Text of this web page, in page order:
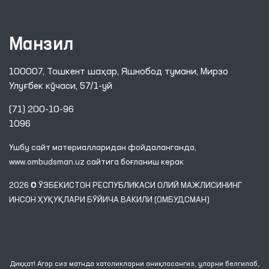
Манзил
100007, Тошкент шаҳар, Яшнобод тумани, Мирзо
Улуғбек кўчаси, 57/1-уй
(71) 200-10-96
1096
Ушбу сайт материалларидан фойдаланганда,
www.ombudsman.uz сайтига боғланиш керак
2026 © ЎЗБЕКИСТОН РЕСПУБЛИКАСИ ОЛИЙ МАЖЛИСИНИНГ
ИНСОН ҲУҚУҚЛАРИ БЎЙИЧА ВАКИЛИ (ОМБУДСМАН)
Диққат! Агар сиз матнда хатоликларни аниқласангиз, уларни белгилаб,